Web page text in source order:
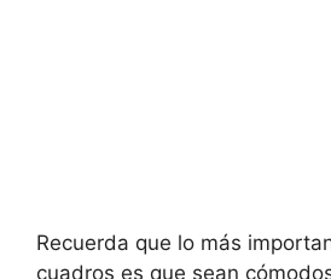
Recuerda que lo más
cuadros es que sean